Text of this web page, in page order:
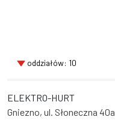
oddziałów: 10
ELEKTRO-HURT
Gniezno, ul. Słoneczna 40a